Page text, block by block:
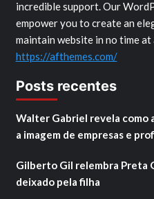
incredible support. Our
empower you to create an
maintain website in no time at
https://afthemes.com/
Posts recentes
Walter Gabriel revela como
a imagem de empresas e
Gilberto Gil relembra Preta
deixado pela filha